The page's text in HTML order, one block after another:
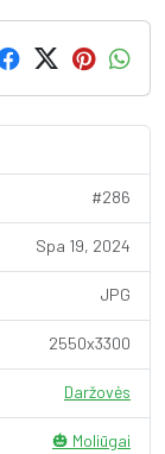
#286
Spa 19, 2024
JPG
2550x3300
Daržovės
🎃 Moliūgai